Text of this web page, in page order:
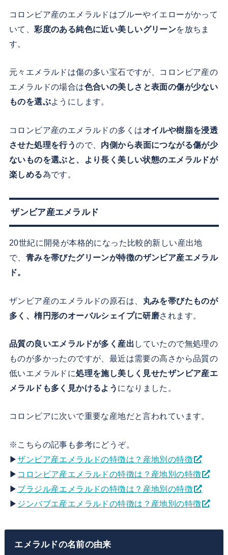
コロンビア産のエメラルドはブルーやイエローがかって
いて、彩度のある純色に近い美しいグリーンを放ちま
す。
元々エメラルドは傷の多い宝石ですが、コロンビア産の
エメラルドの場合は色合いの美しさと表面の傷が少ない
ものを選ぶようにします。
コロンビア産のエメラルドの多くはオイルや樹脂を浸透
させた処理を行うので、 内側から表面につながる傷が少
ないものを選ぶと、より長く美しい状態のエメラルドが
楽しめる為です。
ザンビア産エメラルド
20世紀に開発が本格的になった比較的新しい産出地
で、 青みを帯びたグリーンが特徴のザンビア産エメラル
ド。
ザンビア産のエメラルドの原石は、 丸みを帯びたものが
多く、楕円形のオーバルシェイプに研磨されます。
品質の良いエメラルドが多く産出 していたので無処理の
ものが多かったのですが、最近は需要の高さから品質の
低いエメラルドに処理を施し美しく見せたザンビア産エ
メラルドも多く見かけるよう になりました。
コロンビアに次いで重要な産地だと言われています。
※こちらの記事も参考にどうぞ。
▶ザンビア産エメラルドの特徴は？産地別の特徴
▶ コロンビア産エメラルドの特徴は？産地別の特徴
▶ ブラジル産エメラルドの特徴は？産地別の特徴
▶ ジンバブエ産エメラルドの特徴は？産地別の特徴
エメラルドの名前の由来